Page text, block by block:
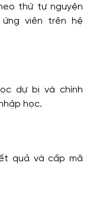
thứ tự nguyện
viên trên hệ
dự bị và chính
học.
quả và cấp mã